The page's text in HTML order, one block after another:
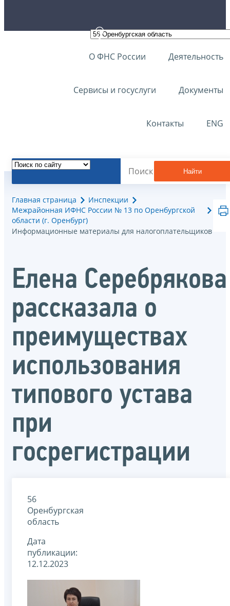
О ФНС России Деятельность
Сервисы и госуслуги Документы
Контакты ENG
Найти
Главная страница
Инспекции
Межрайонная ИФНС России № 13 по Оренбургской
области (г. Оренбург)
Информационные материалы для налогоплательщиков
Елена Серебрякова
рассказала о
преимуществах
использования
типового устава
при
госрегистрации
56
Оренбургская
область
Дата
публикации:
12.12.2023